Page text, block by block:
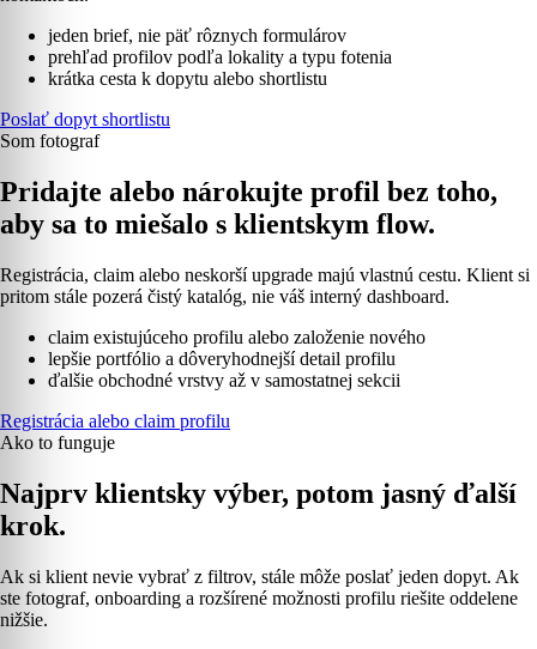
jeden brief, nie päť rôznych formulárov
prehľad profilov podľa lokality a typu fotenia
krátka cesta k dopytu alebo shortlistu
Poslať dopyt shortlistu
Som fotograf
Pridajte alebo nárokujte profil bez toho,
aby sa to miešalo s klientskym flow.
Registrácia, claim alebo neskorší upgrade majú vlastnú cestu. Klient si
pritom stále pozerá čistý katalóg, nie váš interný dashboard.
claim existujúceho profilu alebo založenie nového
lepšie portfólio a dôveryhodnejší detail profilu
ďalšie obchodné vrstvy až v samostatnej sekcii
Registrácia alebo claim profilu
Ako to funguje
Najprv klientsky výber, potom jasný ďalší
krok.
Ak si klient nevie vybrať z filtrov, stále môže poslať jeden dopyt. Ak
ste fotograf, onboarding a rozšírené možnosti profilu riešite oddelene
nižšie.